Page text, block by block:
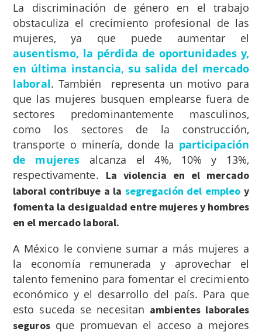
La discriminación de género en el trabajo
obstaculiza el crecimiento profesional de las
mujeres, ya que puede aumentar el
ausentismo, la pérdida de oportunidades y,
en última instancia, su salida del mercado
laboral. También representa un motivo para
que las mujeres busquen emplearse fuera de
sectores predominantemente masculinos,
como los sectores de la construcción,
transporte o minería, donde la participación
de mujeres alcanza el 4%, 10% y 13%,
respectivamente. La violencia en el mercado
laboral contribuye a la segregación del empleo y
fomenta la desigualdad entre mujeres y hombres
en el mercado laboral.
A México le conviene sumar a más mujeres a
la economía remunerada y aprovechar el
talento femenino para fomentar el crecimiento
económico y el desarrollo del país. Para que
esto suceda se necesitan ambientes laborales
segurosque promuevan el acceso a mejores